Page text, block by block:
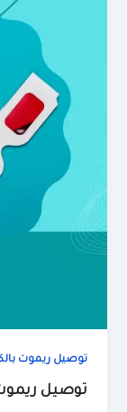
توصيل ريموت
توصيل ريموت